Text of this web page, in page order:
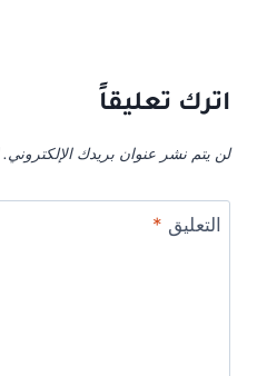
اترك تعليقاً
لن يتم نشر عنوان بريدك الإلكتروني.
التعليق *